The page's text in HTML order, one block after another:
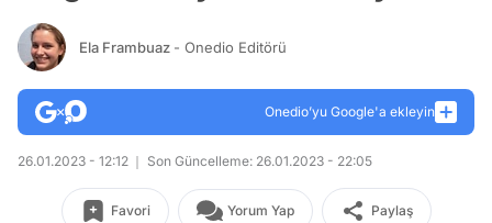
Ela Frambuaz - Onedio Editörü
Onedio’yu Google'a ekleyin
26.01.2023 - 12:12 Son Güncelleme: 26.01.2023 - 22:05
Favori Yorum Yap Paylaş